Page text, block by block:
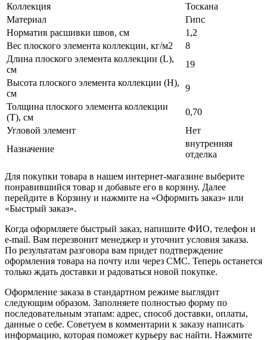
Коллекция
Тоскана
Материал
Гипс
Норматив расшивки швов, см
1,2
Вес плоского элемента коллекции, кг/м2
8
Длина плоского элемента коллекции (L),
см
19
Высота плоского элемента коллекции (H),
см
9
Толщина плоского элемента коллекции
(T), см
0,70
Угловой элемент
Нет
Назначение
внутренняя
отделка
Для покупки товара в нашем интернет-магазине выберите
понравившийся товар и добавьте его в корзину. Далее
перейдите в Корзину и нажмите на «Оформить заказ» или
«Быстрый заказ».
Когда оформляете быстрый заказ, напишите ФИО, телефон и
e-mail. Вам перезвонит менеджер и уточнит условия заказа.
По результатам разговора вам придет подтверждение
оформления товара на почту или через СМС. Теперь останется
только ждать доставки и радоваться новой покупке.
Оформление заказа в стандартном режиме выглядит
следующим образом. Заполняете полностью форму по
последовательным этапам: адрес, способ доставки, оплаты,
данные о себе. Советуем в комментарии к заказу написать
информацию, которая поможет курьеру вас найти. Нажмите